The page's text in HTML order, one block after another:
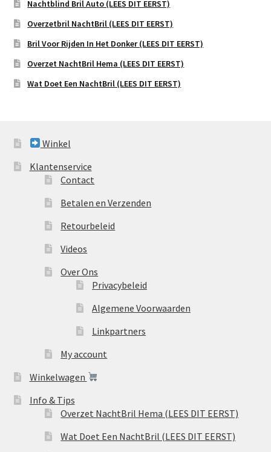
Nachtblind Bril Auto (LEES DIT EERST)
Overzetbril NachtBril (LEES DIT EERST)
Bril Voor Rijden In Het Donker (LEES DIT EERST)
Overzet NachtBril Hema (LEES DIT EERST)
Wat Doet Een NachtBril (LEES DIT EERST)
Winkel
Klantenservice
Contact
Betalen en Verzenden
Retourbeleid
Videos
Over Ons
Privacybeleid
Algemene Voorwaarden
Linkpartners
My account
Winkelwagen
Info & Tips
Overzet NachtBril Hema (LEES DIT EERST)
Wat Doet Een NachtBril (LEES DIT EERST)